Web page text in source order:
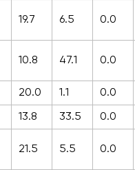
19.7 6.5 0.0
10.8 47.1 0.0
20.0 1.1 0.0
13.8 33.5 0.0
21.5 5.5 0.0